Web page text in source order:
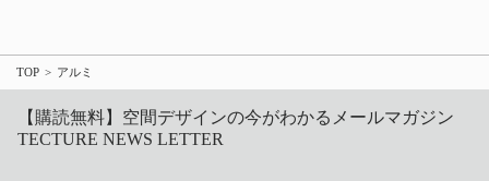
TOP アルミ
【購読無料】空間デザインの今がわかるメールマガジン
TECTURE NEWS LETTER